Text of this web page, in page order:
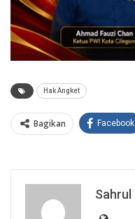
Hak Angket
Bagikan Facebook
Sahrul